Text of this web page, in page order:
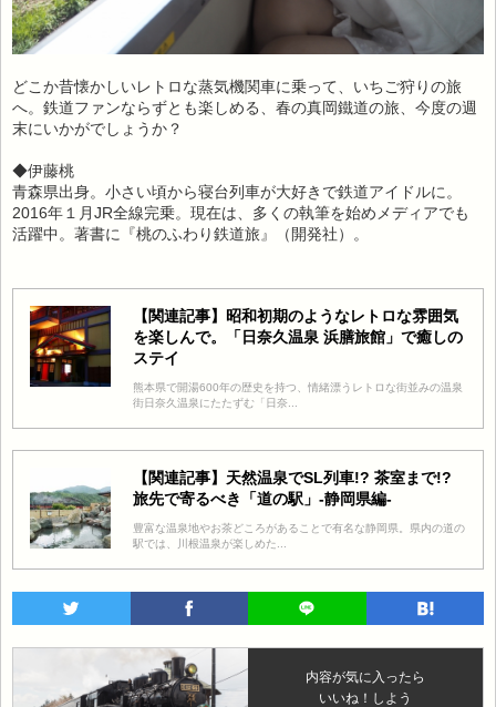
どこか昔懐かしいレトロな蒸気機関車に乗って、いちご狩りの旅
へ。鉄道ファンならずとも楽しめる、春の真岡鐵道の旅、今度の週
末にいかがでしょうか？
◆伊藤桃
青森県出身。小さい頃から寝台列車が大好きで鉄道アイドルに。
2016年１月JR全線完乗。現在は、多くの執筆を始めメディアでも
活躍中。著書に『桃のふわり鉄道旅』（開発社）。
【関連記事】昭和初期のようなレトロな雰囲気
を楽しんで。「日奈久温泉 浜膳旅館」で癒しの
ステイ
熊本県で開湯600年の歴史を持つ、情緒漂うレトロな街並みの温泉
街日奈久温泉にたたずむ「日奈...
【関連記事】天然温泉でSL列車!? 茶室まで!?
旅先で寄るべき「道の駅」-静岡県編-
豊富な温泉地やお茶どころがあることで有名な静岡県。県内の道の
駅では、川根温泉が楽しめた...
内容が気に入ったら
いいね！しよう